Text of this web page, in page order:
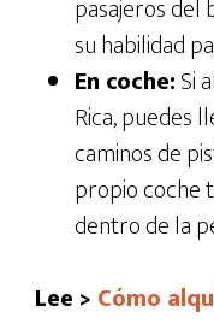
pasajeros del
su habilidad
En coche:Si
Rica, puedes
caminos de
propio coche
dentro de la
Lee > Cómo